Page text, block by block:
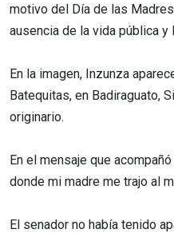
motivo del Día de las
ausencia de la vida pública y
En la imagen, Inzunza
Batequitas, en Badiraguato,
originario.
En el mensaje que
donde mi madre me trajo al
El senador no había tenido